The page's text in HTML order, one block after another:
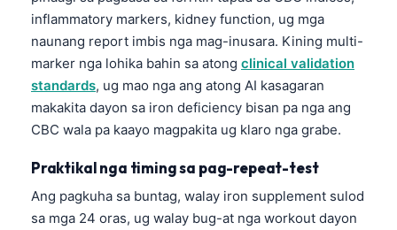
inflammatory markers, kidney function, ug mga
naunang report imbis nga mag-inusara. Kining multi-
marker nga lohika bahin sa atong clinical validation
standards, ug mao nga ang atong AI kasagaran
makakita dayon sa iron deficiency bisan pa nga ang
CBC wala pa kaayo magpakita ug klaro nga grabe.
Praktikal nga timing sa pag-repeat-test
Ang pagkuha sa buntag, walay iron supplement sulod
sa mga 24 oras, ug walay bug-at nga workout dayon
Bahasa Indonesia
Հայերեն
Íslenska
Српски језик
Svenska
Bosanski
Azərbaycan dili
Eesti